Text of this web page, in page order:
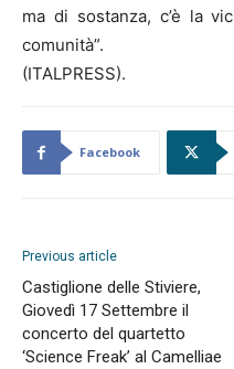
ma di sostanza, c’è la
comunità”.
(ITALPRESS).
Facebook
Previous article
Castiglione delle Stiviere,
Giovedì 17 Settembre il
concerto del quartetto
‘Science Freak’ al Camelliae